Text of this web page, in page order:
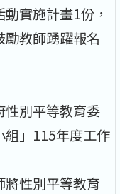
實施計畫1份，
教師踴躍報名
性別平等教育委
組」115年度工作
性別平等教育